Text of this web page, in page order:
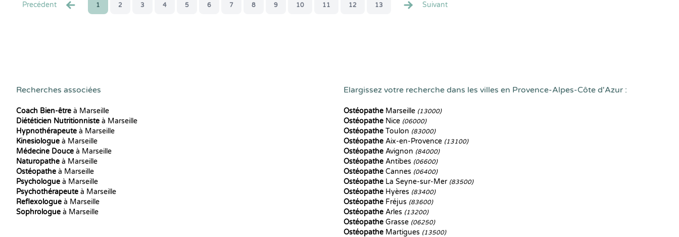
Precédent 1 2 3 4 5 6 7 8 9 10 11 12 13 Suivant
Recherches associées
Coach Bien-être à Marseille
Diététicien Nutritionniste à Marseille
Hypnothérapeute à Marseille
Kinesiologue à Marseille
Médecine Douce à Marseille
Naturopathe à Marseille
Ostéopathe à Marseille
Psychologue à Marseille
Psychothérapeute à Marseille
Reflexologue à Marseille
Sophrologue à Marseille
Elargissez votre recherche dans les villes en Provence-Alpes-Côte d'Azur :
Ostéopathe Marseille (13000)
Ostéopathe Nice (06000)
Ostéopathe Toulon (83000)
Ostéopathe Aix-en-Provence (13100)
Ostéopathe Avignon (84000)
Ostéopathe Antibes (06600)
Ostéopathe Cannes (06400)
Ostéopathe La Seyne-sur-Mer (83500)
Ostéopathe Hyères (83400)
Ostéopathe Fréjus (83600)
Ostéopathe Arles (13200)
Ostéopathe Grasse (06250)
Ostéopathe Martigues (13500)